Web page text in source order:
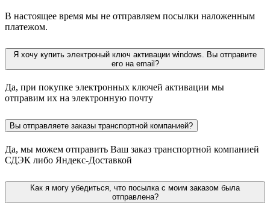
В настоящее время мы не отправляем посылки наложенным
платежом.
Я хочу купить электроный ключ активации windows. Вы отправите
его на email?
Да, при покупке электронных ключей активации мы
отправим их на электронную почту
Вы отправляете заказы транспортной компанией?
Да, мы можем отправить Ваш заказ транспортной компанией
СДЭК либо Яндекс-Доставкой
Как я могу убедиться, что посылка с моим заказом была
отправлена?